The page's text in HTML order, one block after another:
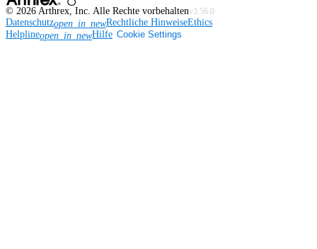
© 2026 Arthrex, Inc. Alle Rechte vorbehaltenv3.56.0
Datenschutzopen_in_newRechtliche HinweiseEthics
Helplineopen_in_newHilfe Cookie Settings